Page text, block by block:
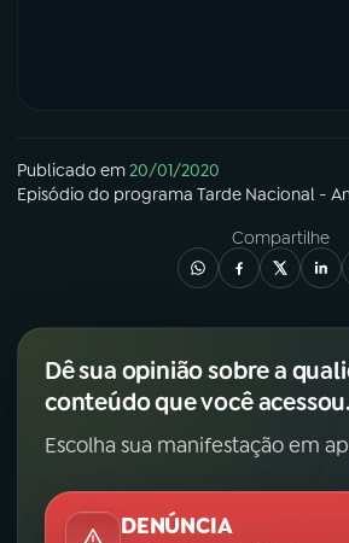
Publicado em20/01/2020
Episódio do programa Tarde Nacional -
Compartilhe
Dê sua opinião sobre a
conteúdo que você acessou.
Escolha sua manifestação em
DENÚNCIA